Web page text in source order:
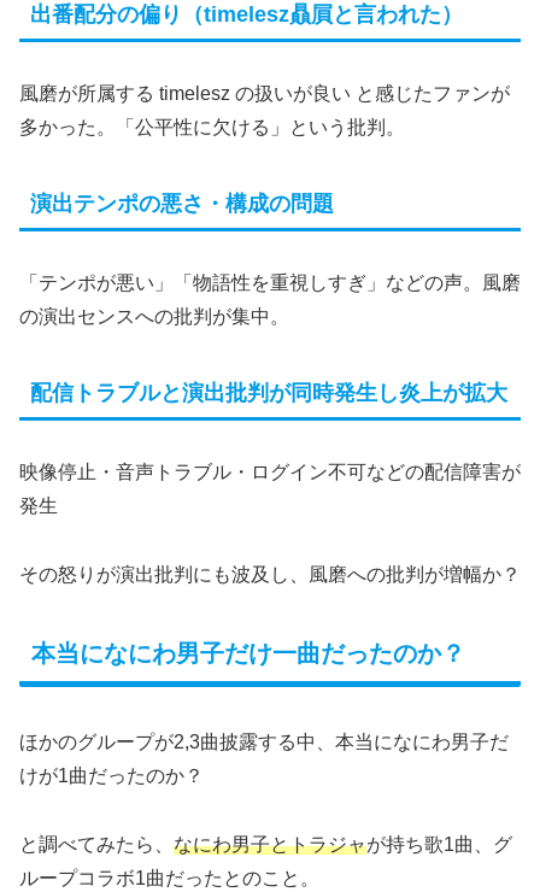
出番配分の偏り（timelesz贔屓と言われた）
風磨が所属する timelesz の扱いが良い と感じたファンが
多かった。「公平性に欠ける」という批判。
演出テンポの悪さ・構成の問題
「テンポが悪い」「物語性を重視しすぎ」などの声。風磨
の演出センスへの批判が集中。
配信トラブルと演出批判が同時発生し炎上が拡大
映像停止・音声トラブル・ログイン不可などの配信障害が
発生
その怒りが演出批判にも波及し、風磨への批判が増幅か？
本当になにわ男子だけ一曲だったのか？
ほかのグループが2,3曲披露する中、本当になにわ男子だ
けが1曲だったのか？
と調べてみたら、 なにわ男子とトラジャが持ち歌1曲、グ
ループコラボ1曲だったとのこと。